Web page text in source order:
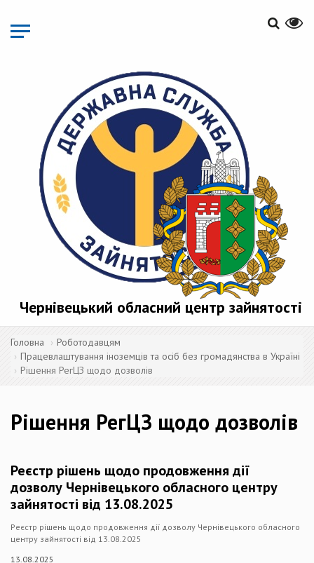
основного
матеріалу
Чернівецький обласний центр зайнятості
Головна
Роботодавцям
Працевлаштування іноземців та осіб без громадянства в Україні
Рішення РегЦЗ щодо дозволів
Рішення РегЦЗ щодо дозволів
Реєстр рішень щодо продовження дії
дозволу Чернівецького обласного центру
зайнятості від 13.08.2025
Реєстр рішень щодо продовження дії дозволу Чернівецького обласного
центру зайнятості від 13.08.2025
13.08.2025